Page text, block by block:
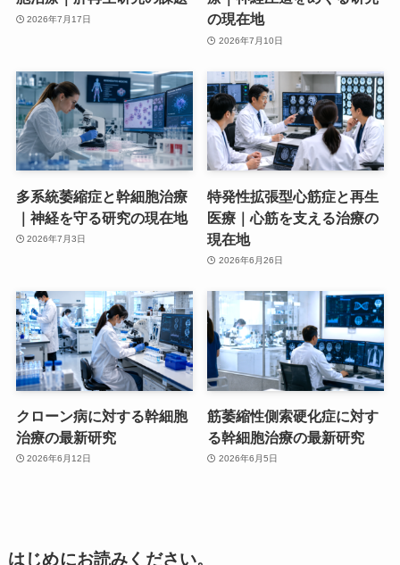
2026年7月17日
の現在地
2026年7月10日
多系統萎縮症と幹細胞治療
｜神経を守る研究の現在地
2026年7月3日
特発性拡張型心筋症と再生
医療｜心筋を支える治療の
現在地
2026年6月26日
クローン病に対する幹細胞
治療の最新研究
2026年6月12日
筋萎縮性側索硬化症に対す
る幹細胞治療の最新研究
2026年6月5日
はじめにお読みください。